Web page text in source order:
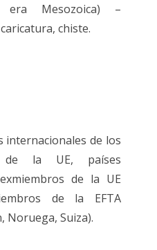
Mesozoica) –
chiste.
de los
de la UE, países
de la UE
de la EFTA
Noruega, Suiza).